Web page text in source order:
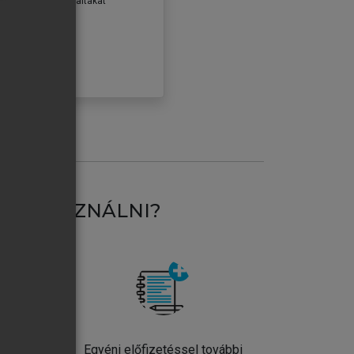
HASZNÁLNI?
Egyéni előfizetéssel további